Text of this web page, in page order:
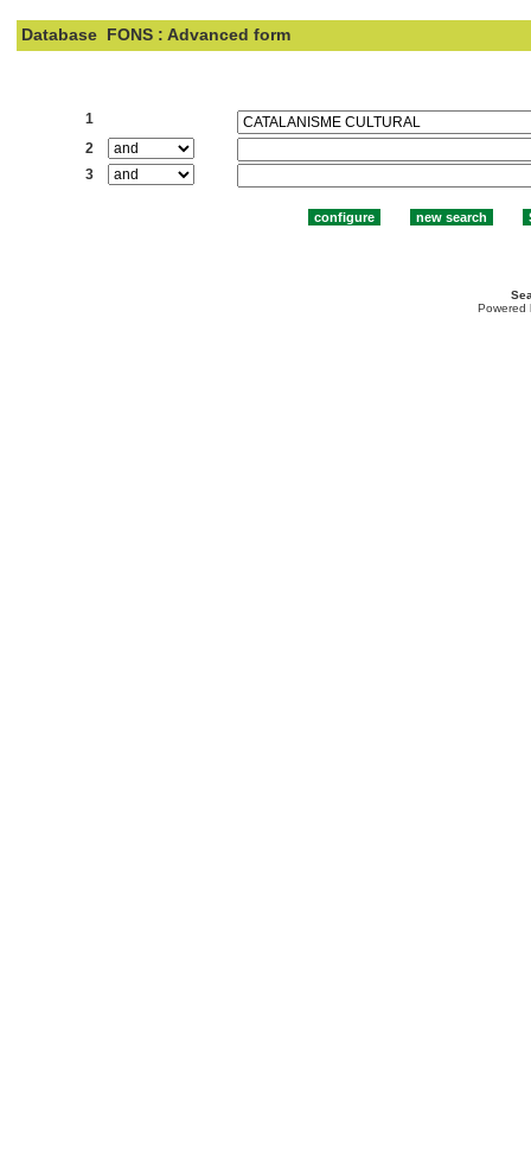
Database FONS : Advanced form
1
2
3